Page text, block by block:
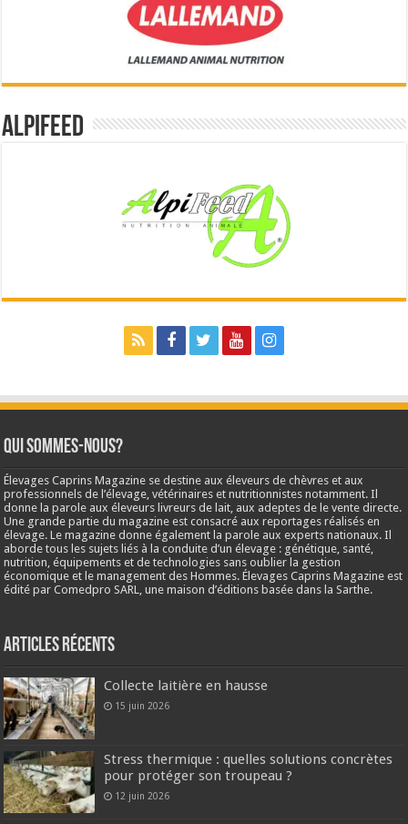
Alpifeed
Qui sommes-nous?
Élevages Caprins Magazine se destine aux éleveurs de chèvres et aux
professionnels de l’élevage, vétérinaires et nutritionnistes notamment. Il
donne la parole aux éleveurs livreurs de lait, aux adeptes de le vente directe.
Une grande partie du magazine est consacré aux reportages réalisés en
élevage. Le magazine donne également la parole aux experts nationaux. Il
aborde tous les sujets liés à la conduite d’un élevage : génétique, santé,
nutrition, équipements et de technologies sans oublier la gestion
économique et le management des Hommes. Élevages Caprins Magazine est
édité par Comedpro SARL, une maison d’éditions basée dans la Sarthe.
Articles récents
Collecte laitière en hausse
15 juin 2026
Stress thermique : quelles solutions concrètes
pour protéger son troupeau ?
12 juin 2026